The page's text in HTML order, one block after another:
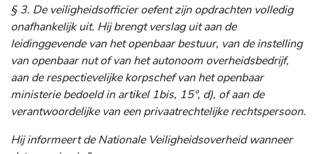
§ 3. De veiligheidsofficier oefent zijn opdrachten volledig
onafhankelijk uit. Hij brengt verslag uit aan de
leidinggevende van het openbaar bestuur, van de instelling
van openbaar nut of van het autonoom overheidsbedrijf,
aan de respectievelijke korpschef van het openbaar
ministerie bedoeld in artikel 1bis, 15°, d), of aan de
verantwoordelijke van een privaatrechtelijke rechtspersoon.
Hij informeert de Nationale Veiligheidsoverheid wanneer